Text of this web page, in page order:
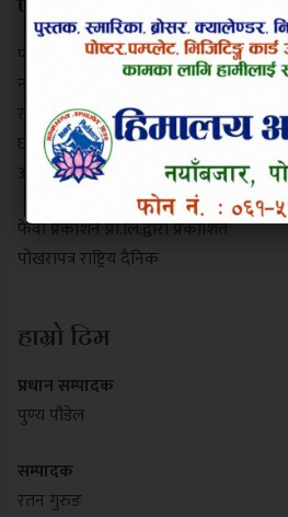
पोखरापत्र राष्ट्रिय दैनिक गण्डकी प्रदेशको
नयाँबजार, पोखरा-९ बाट प्रकाशित यो
राजनीति, पर्यटन र राष्ट्रिय समाचार
छापा र डिजिटल पोर्टल दुवै माध्यमबाट आम
आइरहेको छ।
फेवा प्रकाशन प्रा.लि.द्वारा प्रकाशित
पोखरापत्र राष्ट्रिय दैनिक
हाम्रो टिम
प्रधान सम्पादक
पुण्य पौडेल
सम्पादक
रतन गुरुङ